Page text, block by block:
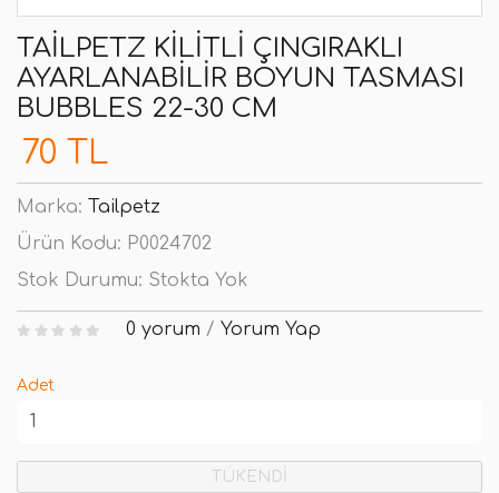
TAILPETZ KILITLI ÇINGIRAKLI
AYARLANABILIR BOYUN TASMASI
BUBBLES 22-30 CM
70 TL
Marka: Tailpetz
Ürün Kodu: P0024702
Stok Durumu: Stokta Yok
0 yorum / Yorum Yap
Adet
TÜKENDİ